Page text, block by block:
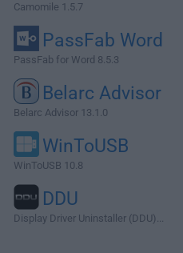
Camomile 1.5.7
PassFab Word
PassFab for Word 8.5.3
Belarc Advisor
Belarc Advisor 13.1.0
WinToUSB
WinToUSB 10.8
DDU
Display Driver Uninstaller (DDU)...